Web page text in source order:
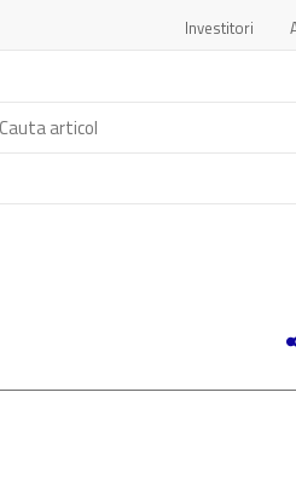
Investitori
Cauta